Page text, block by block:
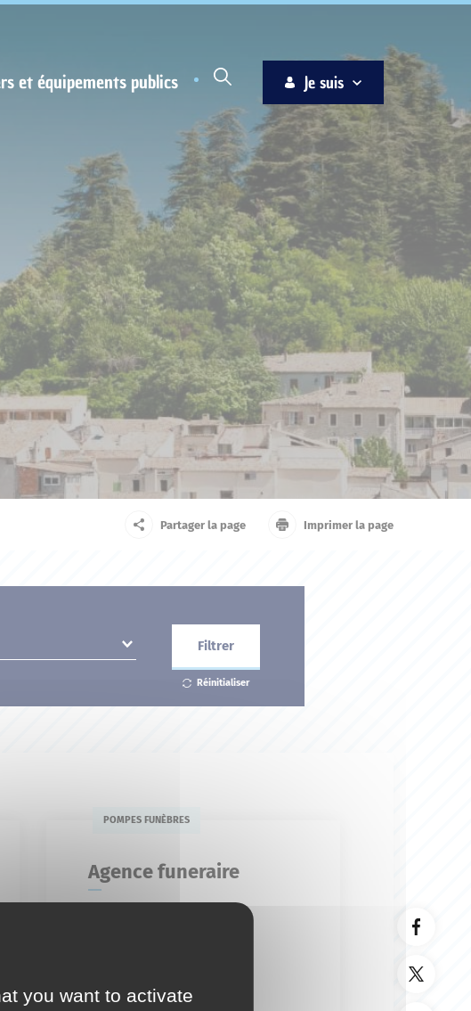
et équipements publics Je suis
Habitant
Associations
Jeune
Entreprise
Ainé
Nouvel
arrivant
Touriste
Partager la page Imprimer la page
Filtrer
Réinitialiser
POMPES FUNÈBRES
Agence funeraire
olivier@orange.fr
you want to activate